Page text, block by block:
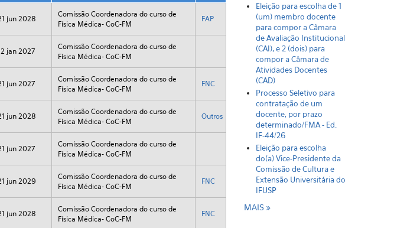
jun 2028
Comissão Coordenadora do curso de
Física Médica- CoC-FM
FAP
jan 2027
Comissão Coordenadora do curso de
Física Médica- CoC-FM
jun 2027
Comissão Coordenadora do curso de
Física Médica- CoC-FM
FNC
jun 2028
Comissão Coordenadora do curso de
Física Médica- CoC-FM
Outros
jun 2027
Comissão Coordenadora do curso de
Física Médica- CoC-FM
jun 2029
Comissão Coordenadora do curso de
Física Médica- CoC-FM
FNC
jun 2028
Comissão Coordenadora do curso de
Física Médica- CoC-FM
FNC
Eleição para escolha de 1
(um) membro docente
para compor a Câmara
de Avaliação Institucional
(CAI), e 2 (dois) para
compor a Câmara de
Atividades Docentes
(CAD)
Processo Seletivo para
contratação de um
docente, por prazo
determinado/FMA - Ed.
IF-44/26
Eleição para escolha
do(a) Vice-Presidente da
Comissão de Cultura e
Extensão Universitária do
IFUSP
MAIS